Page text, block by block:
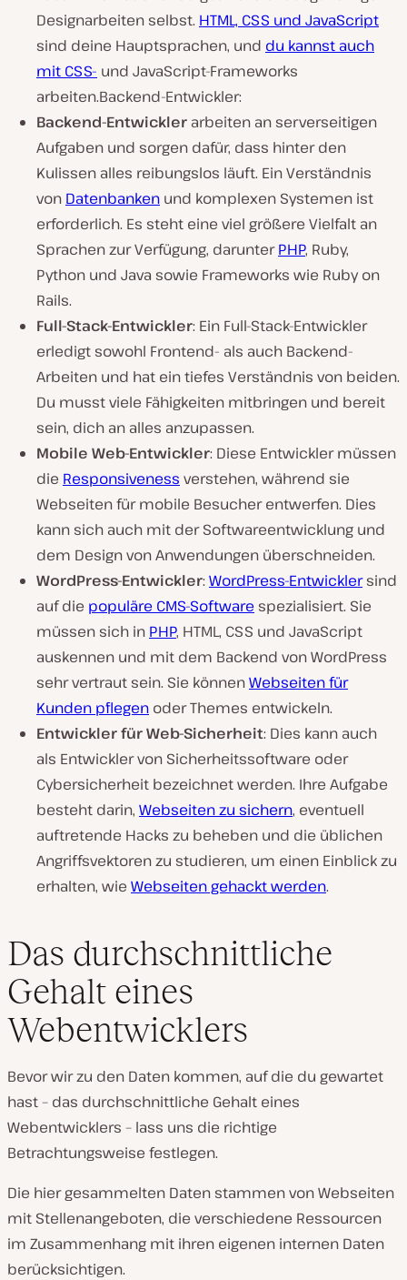
Designarbeiten selbst. HTML, CSS und JavaScript
sind deine Hauptsprachen, und du kannst auch
mit CSS- und JavaScript-Frameworks
arbeiten.Backend-Entwickler:
Backend-Entwickler arbeiten an serverseitigen
Aufgaben und sorgen dafür, dass hinter den
Kulissen alles reibungslos läuft. Ein Verständnis
von Datenbanken und komplexen Systemen ist
erforderlich. Es steht eine viel größere Vielfalt an
Sprachen zur Verfügung, darunterPHP, Ruby,
Python und Java sowie Frameworks wie Ruby on
Rails.
Full-Stack-Entwickler: Ein Full-Stack-Entwickler
erledigt sowohl Frontend- als auch Backend-
Arbeiten und hat ein tiefes Verständnis von beiden.
Du musst viele Fähigkeiten mitbringen und bereit
sein, dich an alles anzupassen.
Mobile Web-Entwickler: Diese Entwickler müssen
die Responsiveness verstehen, während sie
Webseiten für mobile Besucher entwerfen. Dies
kann sich auch mit der Softwareentwicklung und
dem Design von Anwendungen überschneiden.
WordPress-Entwickler: WordPress-Entwicklersind
auf die populäre CMS-Software spezialisiert. Sie
müssen sich in PHP, HTML, CSS und JavaScript
auskennen und mit dem Backend von WordPress
sehr vertraut sein. Sie könnenWebseiten für
Kunden pflegen oder Themes entwickeln.
Entwickler für Web-Sicherheit: Dies kann auch
als Entwickler von Sicherheitssoftware oder
Cybersicherheit bezeichnet werden. Ihre Aufgabe
besteht darin, Webseiten zu sichern, eventuell
auftretende Hacks zu beheben und die üblichen
Angriffsvektoren zu studieren, um einen Einblick zu
erhalten, wie Webseiten gehackt werden.
Das durchschnittliche
Gehalt eines
Webentwicklers
Bevor wir zu den Daten kommen, auf die du gewartet
hast – das durchschnittliche Gehalt eines
Webentwicklers – lass uns die richtige
Betrachtungsweise festlegen.
Die hier gesammelten Daten stammen von Webseiten
mit Stellenangeboten, die verschiedene Ressourcen
im Zusammenhang mit ihren eigenen internen Daten
berücksichtigen.